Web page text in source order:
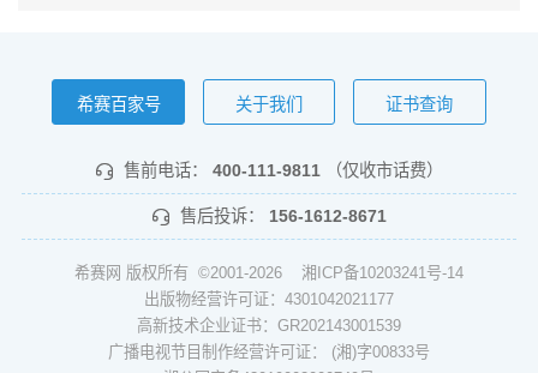
希赛百家号 关于我们 证书查询
售前电话： 400-111-9811 （仅收市话费）
售后投诉： 156-1612-8671
希赛网 版权所有 ©2001-2026 湘ICP备10203241号-14
出版物经营许可证：4301042021177
高新技术企业证书：GR202143001539
广播电视节目制作经营许可证： (湘)字00833号